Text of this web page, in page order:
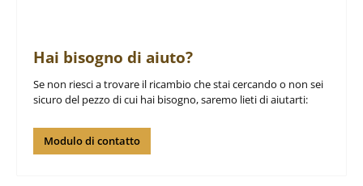
Hai bisogno di aiuto?
Se non riesci a trovare il ricambio che stai cercando o non sei
sicuro del pezzo di cui hai bisogno, saremo lieti di aiutarti:
Modulo di contatto